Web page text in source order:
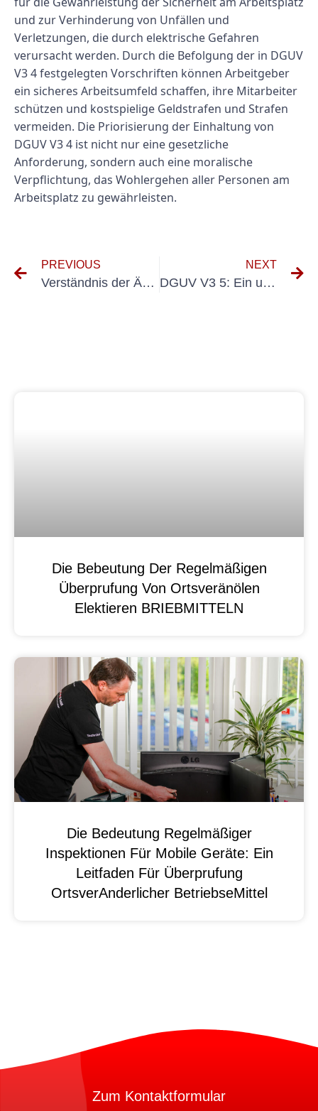
und zur Verhinderung von Unfällen und
Verletzungen, die durch elektrische Gefahren
verursacht werden. Durch die Befolgung der in DGUV
V3 4 festgelegten Vorschriften können Arbeitgeber
ein sicheres Arbeitsumfeld schaffen, ihre Mitarbeiter
schützen und kostspielige Geldstrafen und Strafen
vermeiden. Die Priorisierung der Einhaltung von
DGUV V3 4 ist nicht nur eine gesetzliche
Anforderung, sondern auch eine moralische
Verpflichtung, das Wohlergehen aller Personen am
Arbeitsplatz zu gewährleisten.
PREVIOUS
Verständnis der Änderungen in DGUV V3 2021: Was Arbeitgeber wissen müssen
NEXT
DGUV V3 5: Ein umfassender Leitfaden für die Sicherheit am Arbeitsplatz
Die Bebeutung Der Regelmäßigen
Überprufung Von Ortsveränölen
Elektieren BRIEBMITTELN
Die Bedeutung Regelmäßiger
Inspektionen Für Mobile Geräte: Ein
Leitfaden Für Überprufung
OrtsverAnderlicher BetriebseMittel
Zum Kontaktformular